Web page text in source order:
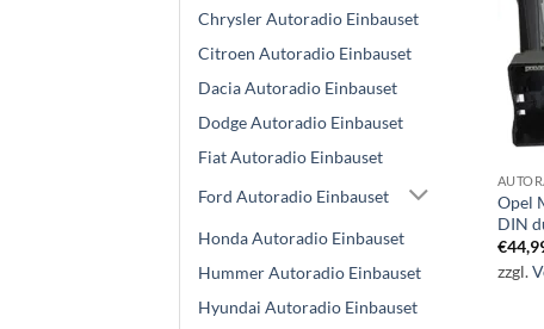
Chrysler Autoradio Einbauset
Citroen Autoradio Einbauset
Dacia Autoradio Einbauset
Dodge Autoradio Einbauset
Fiat Autoradio Einbauset
Ford Autoradio Einbauset
Honda Autoradio Einbauset
Hummer Autoradio Einbauset
Hyundai Autoradio Einbauset
Opel
DIN
€
zzgl.